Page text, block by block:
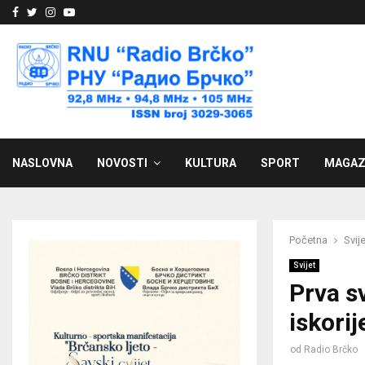
Facebook
Twitter
Instagram
Youtube
NASLOVNA NOVOSTI KULTURA SPORT
Početna
Svijet
Prva
od Radio Brčko